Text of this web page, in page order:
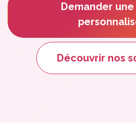
Demander
Découvrir nos